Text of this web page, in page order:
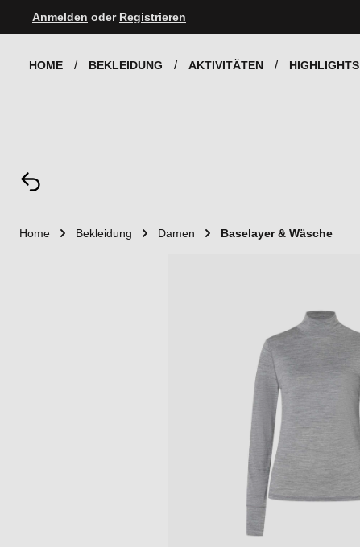
Hauptnavigation springen
Anmelden oder Registrieren
HOME BEKLEIDUNG AKTIVITÄTEN HIGHLIGHTS
Home Bekleidung Damen Baselayer & Wäsche